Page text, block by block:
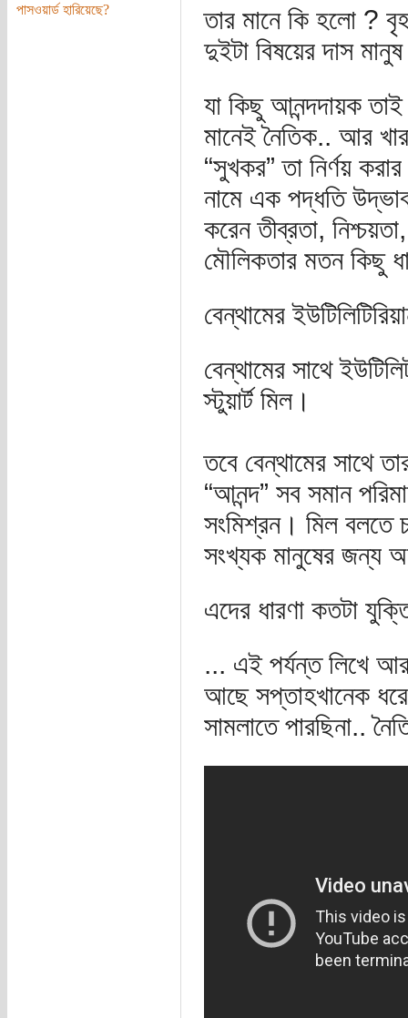
পাসওয়ার্ড হারিয়েছে?
তার মানে কি হলো ?
দুইটা বিষয়ের দাস
যা কিছু আনন্দদায়ক
মানেই নৈতিক.. আর
“সুখকর” তা নির্ণয়
নামে এক পদ্ধতি
করেন তীব্রতা,
মৌলিকতার মতন কিছু
বেন্থামের
বেন্থামের সাথে
স্টুয়ার্ট মিল।
তবে বেন্থামের সাথে
“আনন্দ” সব সমান
সংমিশ্রন। মিল বলতে
সংখ্যক মানুষের জন্য
এদের ধারণা কতটা
... এই পর্যন্ত লিখে
আছে সপ্তাহখানেক
সামলাতে পারছিনা..